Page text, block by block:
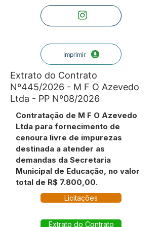
Imprimir
Extrato do Contrato
Nº445/2026 - M F O Azevedo
Ltda - PP Nº08/2026
Contratação de M F O Azevedo
Ltda para fornecimento de
cenoura livre de impurezas
destinada a atender as
demandas da Secretaria
Municipal de Educação, no valor
total de R$ 7.800,00.
Licitações
Extrato do Contrato